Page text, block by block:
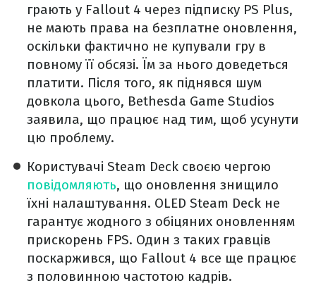
грають у Fallout 4 через підписку PS Plus,
не мають права на безплатне оновлення,
оскільки фактично не купували гру в
повному її обсязі. Їм за нього доведеться
платити. Після того, як піднявся шум
довкола цього, Bethesda Game Studios
заявила, що працює над тим, щоб усунути
цю проблему.
Користувачі Steam Deck своєю чергою
повідомляють, що оновлення знищило
їхні налаштування. OLED Steam Deck не
гарантує жодного з обіцяних оновленням
прискорень FPS. Один з таких гравців
поскаржився, що Fallout 4 все ще працює
з половинною частотою кадрів.